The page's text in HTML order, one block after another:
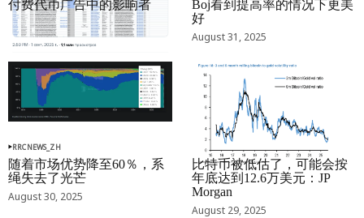
付费代币广告中的影响者
September 01, 2025
Boj看到提高率的情况下更美
好
August 31, 2025
RRCNEWS_ZH
随着市场优势降至60％，系
绳失去了光芒
August 30, 2025
RRCNEWS_ZH
比特币被低估了，可能会按
年底达到12.6万美元：JP
Morgan
August 29, 2025